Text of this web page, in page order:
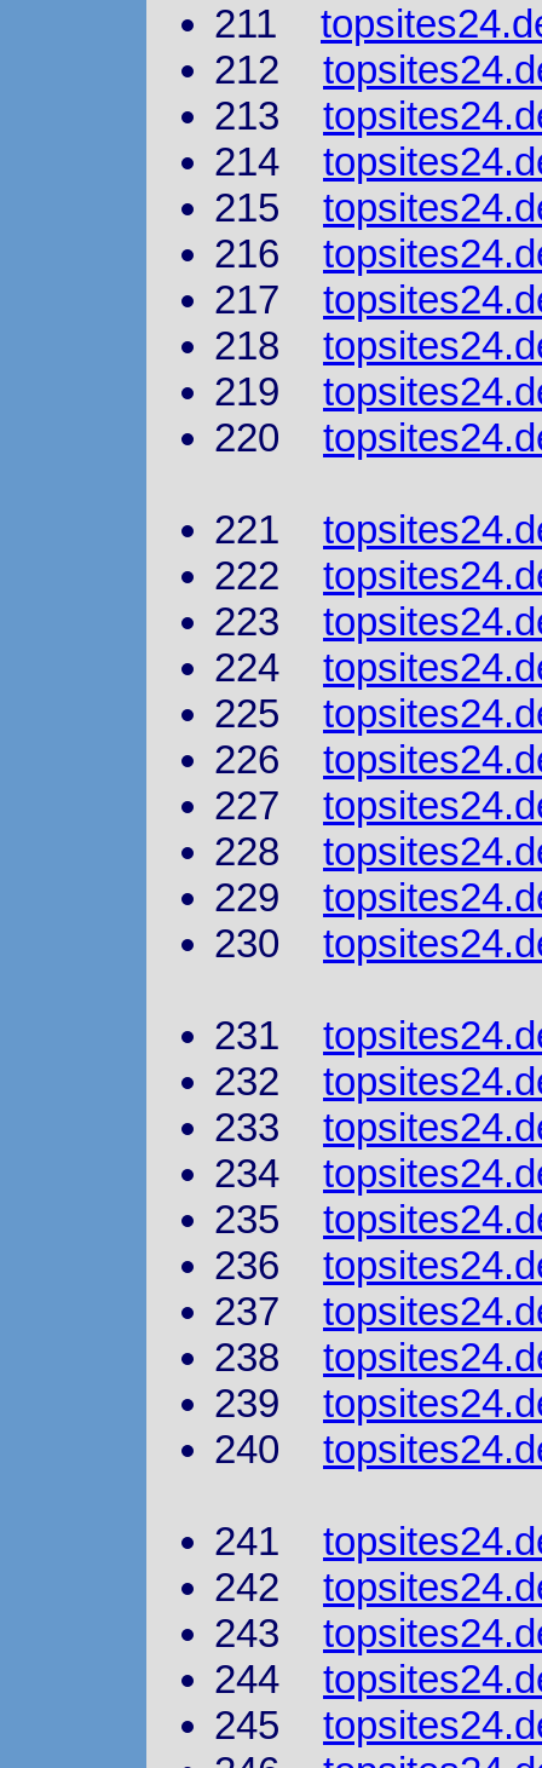
211
212
213
214
215
216
217
218
219
220
221
222
223
224
225
226
227
228
229
230
231
232
233
234
235
236
237
238
239
240
241
242
243
244
245